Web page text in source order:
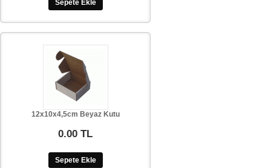
Sepete Ekle
12x10x4,5cm Beyaz Kutu
0.00 TL
Sepete Ekle